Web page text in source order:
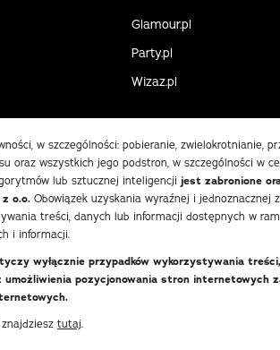
Glamour.pl
Party.pl
Wizaz.pl
w szczególności: pobieranie,
oraz wszystkich jego podstron, w szczególności w
lub sztucznej inteligencji jest zabronione
o.o. Obowiązek uzyskania wyraźnej i
treści, danych lub informacji dostępnych w
i informacji.
wyłącznie przypadków wykorzystywania
umożliwienia pozycjonowania stron internetowych
tutaj.